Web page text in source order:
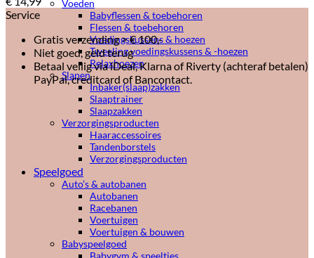
Voeden
Babyflessen & toebehoren
Flessen & toebehoren
Voedingskussens & hoezen
Tweeling voedingskussens & -hoezen
Relaxhoezen
Slapen
Inbaker(slaap)zakken
Slaaptrainer
Slaapzakken
Verzorgingsproducten
Haaraccessoires
Tandenborstels
Verzorgingsproducten
Speelgoed
Auto’s & autobanen
Autobanen
Racebanen
Voertuigen
Voertuigen & bouwen
Babyspeelgoed
Babygym & speeltjes
Service
Gratis verzending > € 100,-
Niet goed, geld terug
Betaal veilig via iDeal, Klarna of Riverty (achteraf betalen)
PayPal, creditcard of Bancontact.